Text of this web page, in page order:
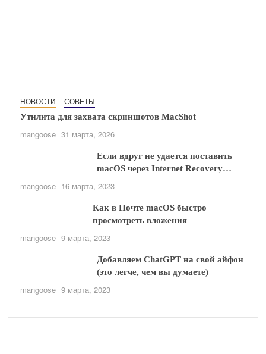
НОВОСТИ СОВЕТЫ
Утилита для захвата скриншотов MacShot
mangoose 31 марта, 2026
Если вдруг не удается поставить
macOS через Internet Recovery…
mangoose 16 марта, 2023
Как в Почте macOS быстро
просмотреть вложения
mangoose 9 марта, 2023
Добавляем ChatGPT на свой айфон
(это легче, чем вы думаете)
mangoose 9 марта, 2023